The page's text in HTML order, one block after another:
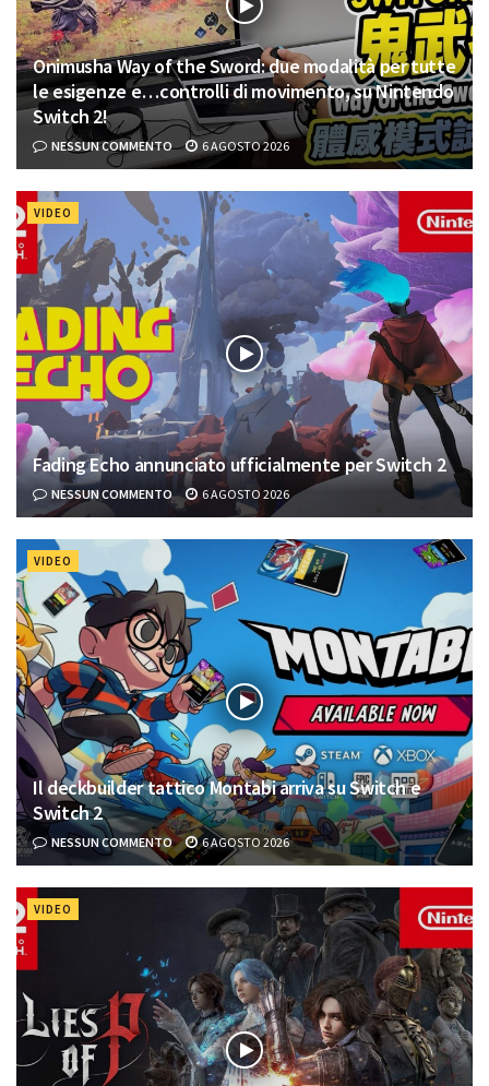
Onimusha Way of the Sword: due modalità per tutte
le esigenze e…controlli di movimento, su Nintendo
Switch 2!
NESSUN COMMENTO 6 AGOSTO 2026
VIDEO
Fading Echo annunciato ufficialmente per Switch 2
NESSUN COMMENTO 6 AGOSTO 2026
VIDEO
Il deckbuilder tattico Montabi arriva su Switch e
Switch 2
NESSUN COMMENTO 6 AGOSTO 2026
VIDEO